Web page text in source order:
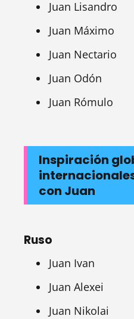
Juan Lisandro
Juan Máximo
Juan Nectario
Juan Odón
Juan Rómulo
Inspiración
con Juan
Ruso
Juan Ivan
Juan Alexei
Juan Nikolai